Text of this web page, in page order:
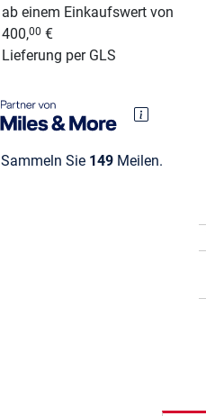
ab einem Einkaufswert von
400,00 €
Lieferung per GLS
Sammeln Sie 149Meilen.